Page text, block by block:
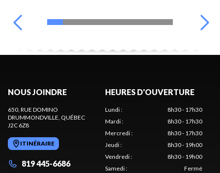
NOUS JOINDRE
650, RUE DOMINO
DRUMMONDVILLE, QUÉBEC
J2C 6Z8
ITINÉRAIRE
819 445-6686
HEURES D'OUVERTURE
Lundi:
8h30 - 17h30
Mardi:
8h30 - 17h30
Mercredi:
8h30 - 17h30
Jeudi:
8h30 - 19h00
Vendredi:
8h30 - 19h00
Samedi:
Fermé